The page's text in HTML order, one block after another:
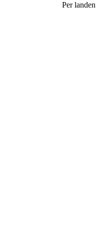
Per landen